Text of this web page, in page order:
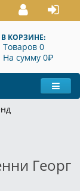
В КОРЗИНЕ:
Товаров 0
На сумму 0P
Георг